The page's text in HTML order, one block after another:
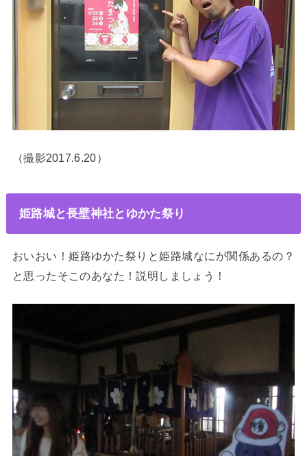
（撮影2017.6.20）
姫路城と長壁神社とゆかた祭り
おいおい！姫路ゆかた祭りと姫路城なにが関係あるの？
と思ったそこのあなた！説明しましょう！